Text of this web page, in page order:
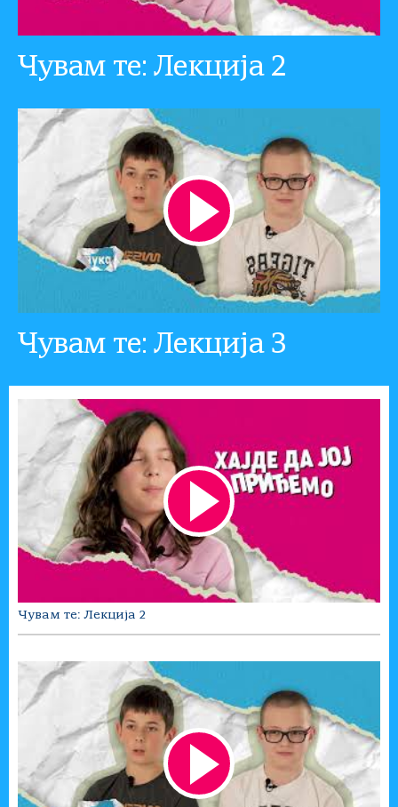
Чувам те: Лекција 2
Чувам те: Лекција 3
Чувам те: Лекција 2